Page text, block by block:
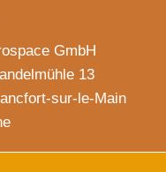
GmbH
13
sur-le-Main